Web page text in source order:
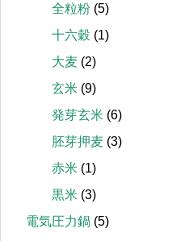
全粒粉 (5)
十六穀 (1)
大麦 (2)
玄米 (9)
発芽玄米 (6)
胚芽押麦 (3)
赤米 (1)
黒米 (3)
電気圧力鍋 (5)